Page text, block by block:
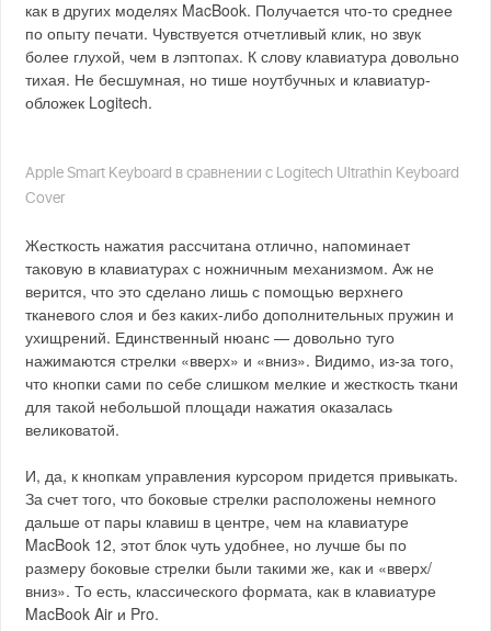
как в других моделях MacBook. Получается что-то среднее
по опыту печати. Чувствуется отчетливый клик, но звук
более глухой, чем в лэптопах. К слову клавиатура довольно
тихая. Не бесшумная, но тише ноутбучных и клавиатур-
обложек Logitech.
Apple Smart Keyboard в сравнении с Logitech Ultrathin Keyboard
Cover
Жесткость нажатия рассчитана отлично, напоминает
таковую в клавиатурах с ножничным механизмом. Аж не
верится, что это сделано лишь с помощью верхнего
тканевого слоя и без каких-либо дополнительных пружин и
ухищрений. Единственный нюанс — довольно туго
нажимаются стрелки «вверх» и «вниз». Видимо, из-за того,
что кнопки сами по себе слишком мелкие и жесткость ткани
для такой небольшой площади нажатия оказалась
великоватой.
И, да, к кнопкам управления курсором придется привыкать.
За счет того, что боковые стрелки расположены немного
дальше от пары клавиш в центре, чем на клавиатуре
MacBook 12, этот блок чуть удобнее, но лучше бы по
размеру боковые стрелки были такими же, как и «вверх/
вниз». То есть, классического формата, как в клавиатуре
MacBook Air и Pro.